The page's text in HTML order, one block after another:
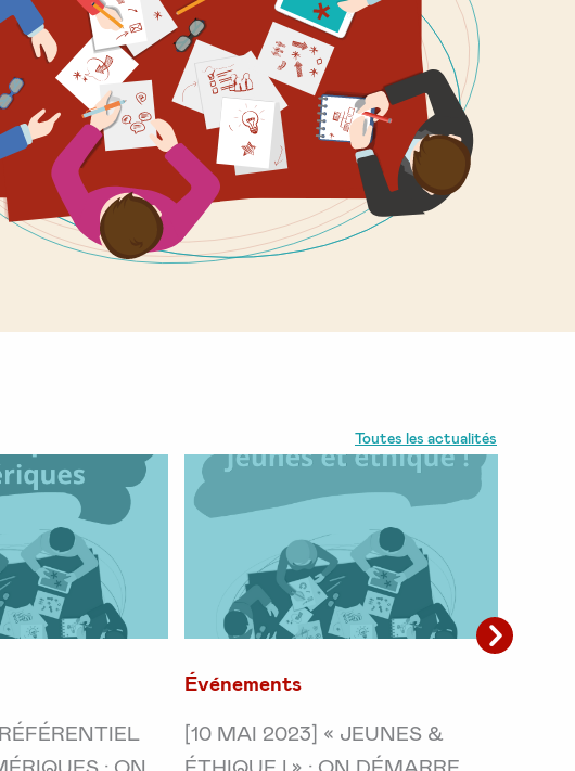
Toutes les actualités
: ON
Événements
[10 MAI 2023] « JEUNES &
ÉTHIQUE ! » : ON DÉMARRE